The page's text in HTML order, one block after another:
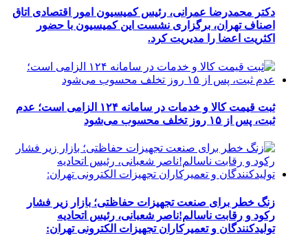
دکتر محمدرضا عمرانی، رئیس کمیسیون امور اقتصادی اتاق
اصناف تهران، برگزاری نشست این کمیسیون با حضور
اکثریت اعضا را مدیریت کرد.
ثبت قیمت کالا و خدمات در سامانه ۱۲۴ الزامی است؛ عدم
ثبت، پس از ۱۵ روز تخلف محسوب می‌شود
زنگ خطر برای صنعت تجهیزات حفاظتی؛ بازار زیر فشار
رکود و رقابت ناسالم!ناصر شعبانی، رئیس اتحادیه
تولیدکنندگان و تعمیرکاران تجهیزات الکترونی تهران: